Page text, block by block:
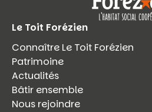
Le Toit Forézien
Connaître Le Toit Forézien
Patrimoine
Actualités
Bâtir ensemble
Nous rejoindre